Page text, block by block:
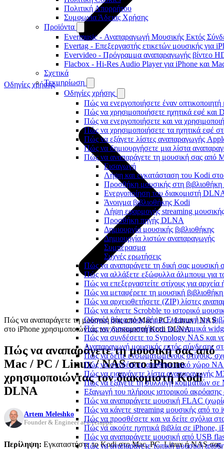
Πολιτική Απορρήτου
Συμφωνία Άδειας Χρήσης
Προϊόντα
Evermusic - Αναπαραγωγή Μουσικής Εκτός
Evertag - Επεξεργαστής ετικετών μουσικής για
Evervideo - Πρόγραμμα αναπαραγωγής βίντεο
Flacbox - Hi-Res Audio Player για iPhone και
Σχετικά
Τεκμηρίωση
Οδηγίες χρήσης
Πώς να ενεργοποιήσετε έναν
Πώς να χρησιμοποιήσετε ηχητικά εφέ
Πώς να ενεργοποιήσετε και να
Πώς να χρησιμοποιήσετε τα ηχητικά εφέ
Πώς να εξάγετε λίστες αναπαραγωγής
Πώς να δημιουργήσετε μια λίστα
Πώς να αναπαράγετε τη μουσική σας από
Εισαγωγή
Λήψη και εγκατάσταση του Kodi
Προσθήκη μουσικής στη
Ενεργοποίηση του διακομιστή
Άνοιγμα βιβλιοθήκης Kodi
Λήψη εφαρμογής streaming
Προσθήκη πηγής DLNA
Δημιουργία μουσικής βιβλιοθήκης
Δημιουργία λιστών αναπαραγωγής
Συμπέρασμα
Συχνές ερωτήσεις
Πώς να αναπαράγετε τη δική σας μουσική
Πώς να αλλάξετε εξώφυλλα άλμπουμ για
Πώς να επεξεργαστείτε στίχους για
Πώς να μεταφέρετε τη μουσική
Πώς να αρχειοθετήσετε (ZIP) λίστες
Πώς να κάνετε Scrobble το ιστορικό
Οδηγός βήμα προς βήμα: Εισαγωγή της
Πώς να χρησιμοποιήσετε τα δυναμικά
Πώς να συνδέσετε το Synology NAS και
Αναπαραγωγή μουσικής εκτός σύνδεσης
Πώς να δείτε ενσωματωμένους στίχους,
Πώς να συνδέσετε αποθηκευτικό χώρο
Πώς να εισαγάγετε λίστα αναπαραγωγής
Πώς να εξάγετε τη συλλογή κομματιών
Εξαγωγή του πλήρους ιστορικού
Πώς να αναπαράγετε μουσική FLAC
Πώς να κάνετε streaming μουσικής από
Πώς να προσθέσετε και να δείτε σχόλια
Πώς να ακούτε ηχητικά βιβλία σε iPhone,
Πώς να αναπαράγετε μουσική από USB
Πώς να αναπαράγετε τοπική μουσική
Οδηγίες χρήσης
Πώς να αναπαράγετε τη μουσική σας από Mac / PC / Linux / NAS
στο iPhone χρησιμοποιώντας τον διακομιστή Kodi DLNA
Πώς να αναπαράγετε τη μουσική σας από
Mac / PC / Linux / NAS στο iPhone
χρησιμοποιώντας τον διακομιστή Kodi
DLNA
Artem Meleshko
Founder & Engineer at Everappz
Περίληψη: Εγκαταστήστε το Kodi στο Mac, PC, Linux ή NAS σας,